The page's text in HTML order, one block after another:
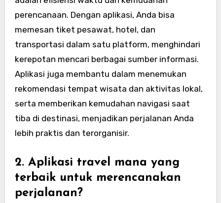
perencanaan. Dengan aplikasi, Anda bisa
memesan tiket pesawat, hotel, dan
transportasi dalam satu platform, menghindari
kerepotan mencari berbagai sumber informasi.
Aplikasi juga membantu dalam menemukan
rekomendasi tempat wisata dan aktivitas lokal,
serta memberikan kemudahan navigasi saat
tiba di destinasi, menjadikan perjalanan Anda
lebih praktis dan terorganisir.
2. Aplikasi travel mana yang
terbaik untuk merencanakan
perjalanan?